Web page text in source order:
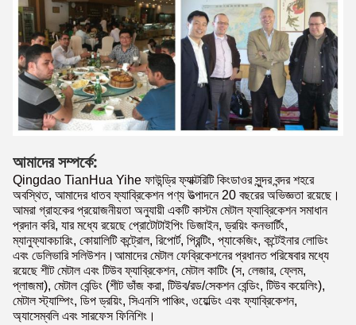
আমাদের সম্পর্কে:
Qingdao TianHua Yihe ফাউন্ড্রি ফ্যাক্টরিটি কিংডাওর সুন্দর বন্দর শহরে
অবস্থিত, আমাদের ধাতব ফ্যাব্রিকেশন পণ্য উত্পাদনে 20 বছরের অভিজ্ঞতা রয়েছে।
আমরা গ্রাহকের প্রয়োজনীয়তা অনুযায়ী একটি কাস্টম মেটাল ফ্যাব্রিকেশন সমাধান
প্রদান করি, যার মধ্যে রয়েছে প্রোটোটাইপিং ডিজাইন, ড্রয়িং কনভার্টিং,
ম্যানুফ্যাকচারিং, কোয়ালিটি কন্ট্রোল, রিপোর্ট, প্রিন্টিং, প্যাকেজিং, কন্টেইনার লোডিং
এবং ডেলিভারি সলিউশন।আমাদের মেটাল ফেব্রিকেশনের প্রধানত পরিষেবার মধ্যে
রয়েছে শীট মেটাল এবং টিউব ফ্যাব্রিকেশন, মেটাল কাটিং (স, লেজার, ফ্লেম,
প্লাজমা), মেটাল বেন্ডিং (শীট ভাঁজ করা, টিউব/রড/সেকশন বেন্ডিং, টিউব কয়েলিং),
মেটাল স্ট্যাম্পিং, ডিপ ড্রয়িং, সিএনসি পাঞ্চিং, ওয়েল্ডিং এবং ফ্যাব্রিকেশন,
অ্যাসেম্বলি এবং সারফেস ফিনিশিং।